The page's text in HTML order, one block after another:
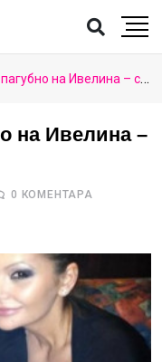
на Ивелина – слабее ударно
на Ивелина –
0 КОМЕНТАРА